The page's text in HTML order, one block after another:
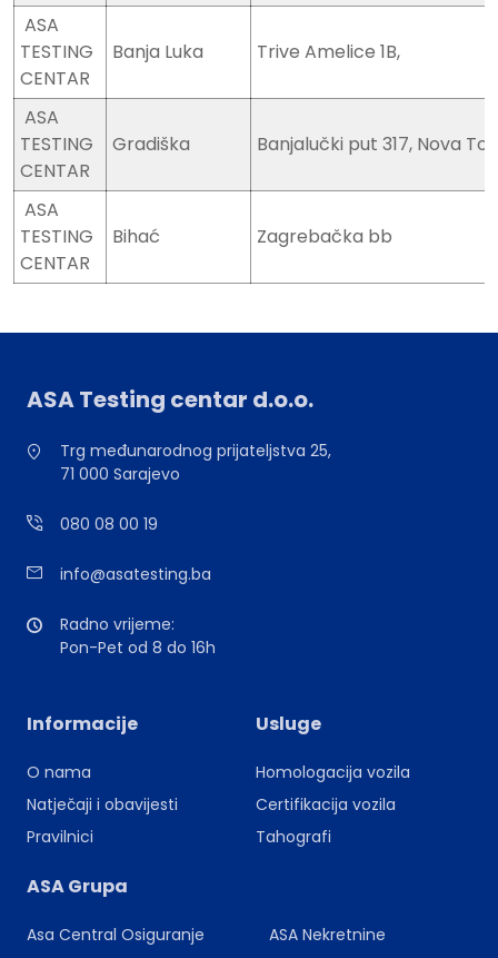
ASA
TESTING
CENTAR
Banja Luka Trive Amelice 1B,
ASA
TESTING
CENTAR
Gradiška Banjalučki put 317, Nova
ASA
TESTING
CENTAR
Bihać Zagrebačka bb
ASA Testing centar d.o.o.
Trg međunarodnog prijateljstva 25,
71 000 Sarajevo
080 08 00 19
info@asatesting.ba
Radno vrijeme:
Pon-Pet od 8 do 16h
Informacije
O nama
Natječaji i obavijesti
Pravilnici
Usluge
Homologacija vozila
Certifikacija vozila
Tahografi
ASA Grupa
Asa Central Osiguranje
ASA Nekretnine